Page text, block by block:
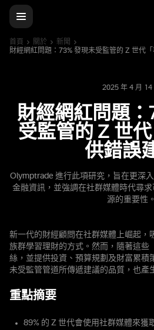
首頁 關於
新聞
財經網紅問題：73% 發現未受監管的 Z 世代
2025 年 4 月 14
財經網紅問題：
受監管的 Z 世
供錯誤
Olymptrade 進行此項研究，旨在更深
金融資訊，並強調在社群媒體時代尋
源的重要性。
新一代的財經顧問在社群媒體上崛起，
族群學習理財的方式。然而，隨著這些
絲，並提供投資、預算規劃及財富累積
未受監管管道所傳遞建議的品質，也產
重點摘要
89% 的 Z 世代會使用社群媒體來獲